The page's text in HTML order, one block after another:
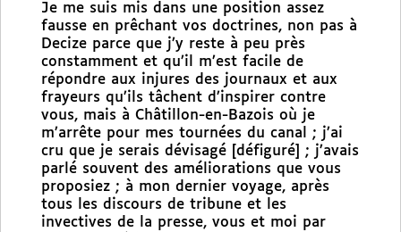
Je me suis mis dans une position assez
fausse en prêchant vos doctrines, non pas à
Decize parce que j’y reste à peu près
constamment et qu’il m’est facile de
répondre aux injures des journaux et aux
frayeurs qu’ils tâchent d’inspirer contre
vous, mais à Châtillon-en-Bazois où je
m’arrête pour mes tournées du canal ; j’ai
cru que je serais dévisagé [défiguré] ; j’avais
parlé souvent des améliorations que vous
proposiez ; à mon dernier voyage, après
tous les discours de tribune et les
invectives de la presse, vous et moi par